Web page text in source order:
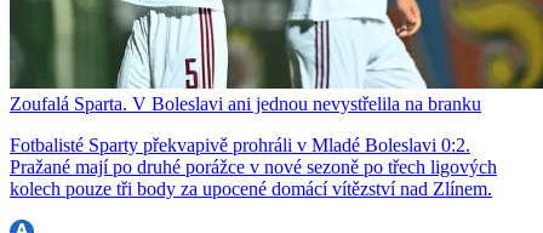
Zoufalá Sparta. V Boleslavi ani jednou nevystřelila na branku
Fotbalisté Sparty překvapivě prohráli v Mladé Boleslavi 0:2.
Pražané mají po druhé porážce v nové sezoně po třech ligových
kolech pouze tři body za upocené domácí vítězství nad Zlínem.